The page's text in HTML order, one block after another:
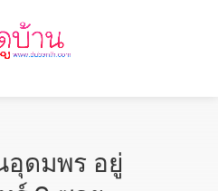
อุดมพร อยู่